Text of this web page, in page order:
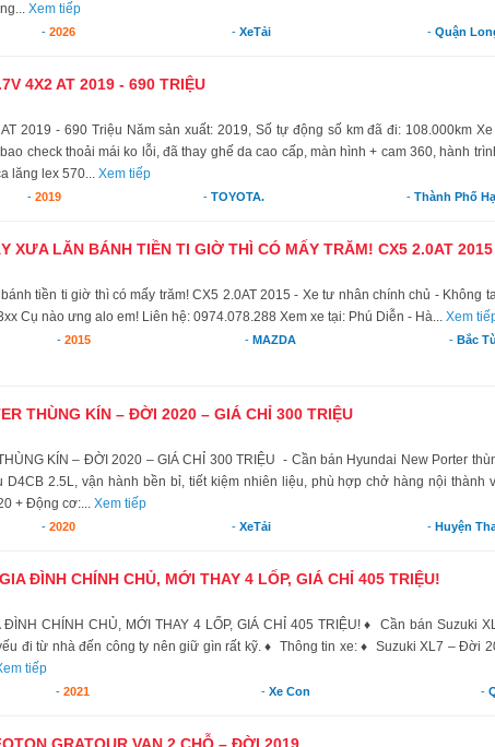
Xem tiếp
- 2026 - XeTải - Quận
4X2 AT 2019 - 690 TRIỆU
2019 - 690 Triệu Năm sản xuất: 2019, Số tự động số km đã đi: 108.000km
check thoải mái ko lỗi, đã thay ghế da cao cấp, màn hình + cam 360, hành
lăng lex 570... Xem tiếp
- 2019 - TOYOTA. - Thành Phố
XƯA LĂN BÁNH TIỀN TI GIỜ THÌ CÓ MẤY TRĂM! CX5 2.0AT 2015
tiền ti giờ thì có mấy trăm! CX5 2.0AT 2015 - Xe tư nhân chính chủ - Không
Cụ nào ưng alo em! Liên hệ: 0974.078.288 Xem xe tại: Phú Diễn - Hà... Xem
-2015 - MAZDA - Bắc
THÙNG KÍN – ĐỜI 2020 – GIÁ CHỈ 300 TRIỆU
KÍN – ĐỜI 2020 – GIÁ CHỈ 300 TRIỆU - Cần bán Hyundai New Porter
D4CB 2.5L, vận hành bền bỉ, tiết kiệm nhiên liệu, phù hợp chở hàng nội thành
+ Động cơ:... Xem tiếp
- 2020 - XeTải - Huyện
ĐÌNH CHÍNH CHỦ, MỚI THAY 4 LỐP, GIÁ CHỈ 405 TRIỆU!
CHÍNH CHỦ, MỚI THAY 4 LỐP, GIÁ CHỈ 405 TRIỆU! ♦ Cần bán Suzuki
đi từ nhà đến công ty nên giữ gìn rất kỹ. ♦ Thông tin xe: ♦ Suzuki XL7 – Đời
tiếp
-2021 - Xe Con -